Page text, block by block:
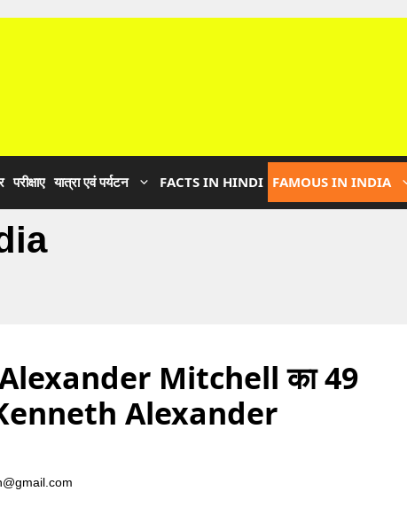
परीक्षाए यात्रा एवं पर्यटन FACTS IN HINDI FAMOUS IN INDIA
Mitchell का 49
Kenneth Alexander